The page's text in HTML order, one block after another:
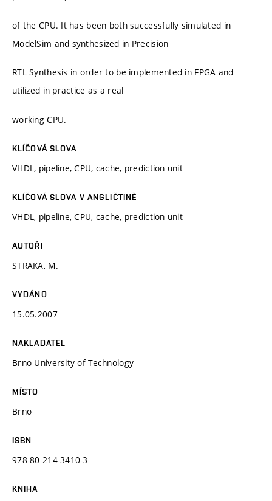
of the CPU. It has been both successfully simulated in
ModelSim and synthesized in Precision
RTL Synthesis in order to be implemented in FPGA and
utilized in practice as a real
working CPU.
KLÍČOVÁ SLOVA
VHDL, pipeline, CPU, cache, prediction unit
KLÍČOVÁ SLOVA V ANGLIČTINĚ
VHDL, pipeline, CPU, cache, prediction unit
AUTOŘI
STRAKA, M.
VYDÁNO
15.05.2007
NAKLADATEL
Brno University of Technology
MÍSTO
Brno
ISBN
978-80-214-3410-3
KNIHA